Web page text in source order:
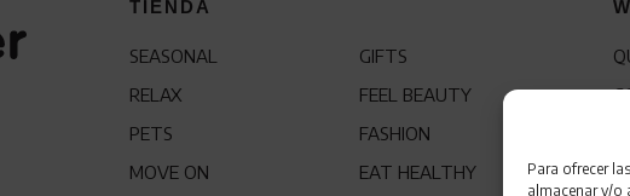
Para ofrecer
almacenar y/o
TIENDA
SEASONAL
RELAX
PETS
MOVE ON
GIFTS
FEEL BEAUTY
FASHION
EAT HEALTHY